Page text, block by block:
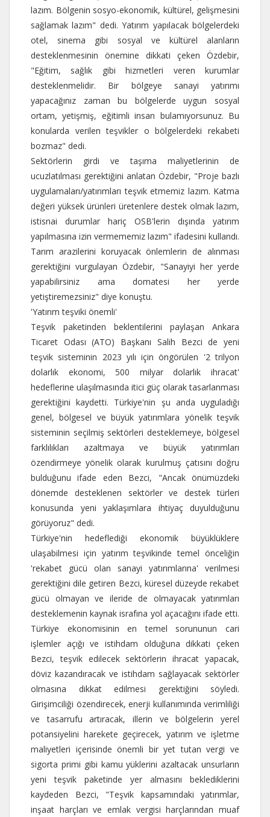
lazım. Bölgenin sosyo-ekonomik, kültürel, gelişmesini
sağlamak lazım" dedi. Yatırım yapılacak bölgelerdeki
otel, sinema gibi sosyal ve kültürel alanların
desteklenmesinin önemine dikkati çeken Özdebir,
"Eğitim, sağlık gibi hizmetleri veren kurumlar
desteklenmelidir. Bir bölgeye sanayi yatırımı
yapacağınız zaman bu bölgelerde uygun sosyal
ortam, yetişmiş, eğitimli insan bulamıyorsunuz. Bu
konularda verilen teşvikler o bölgelerdeki rekabeti
bozmaz" dedi.
Sektörlerin girdi ve taşıma maliyetlerinin de
ucuzlatılması gerektiğini anlatan Özdebir, "Proje bazlı
uygulamaları/yatırımları teşvik etmemiz lazım. Katma
değeri yüksek ürünleri üretenlere destek olmak lazım,
istisnai durumlar hariç OSB'lerin dışında yatırım
yapılmasına izin vermememiz lazım" ifadesini kullandı.
Tarım arazilerini koruyacak önlemlerin de alınması
gerektiğini vurgulayan Özdebir, "Sanayiyi her yerde
yapabilirsiniz ama domatesi her yerde
yetiştiremezsiniz" diye konuştu.
'Yatırım teşviki önemli'
Teşvik paketinden beklentilerini paylaşan Ankara
Ticaret Odası (ATO) Başkanı Salih Bezci de yeni
teşvik sisteminin 2023 yılı için öngörülen '2 trilyon
dolarlık ekonomi, 500 milyar dolarlık ihracat'
hedeflerine ulaşılmasında itici güç olarak tasarlanması
gerektiğini kaydetti. Türkiye'nin şu anda uyguladığı
genel, bölgesel ve büyük yatırımlara yönelik teşvik
sisteminin seçilmiş sektörleri desteklemeye, bölgesel
farklılıkları azaltmaya ve büyük yatırımları
özendirmeye yönelik olarak kurulmuş çatısını doğru
bulduğunu ifade eden Bezci, "Ancak önümüzdeki
dönemde desteklenen sektörler ve destek türleri
konusunda yeni yaklaşımlara ihtiyaç duyulduğunu
görüyoruz" dedi.
Türkiye'nin hedeflediği ekonomik büyüklüklere
ulaşabilmesi için yatırım teşvikinde temel önceliğin
'rekabet gücü olan sanayi yatırımlarına' verilmesi
gerektiğini dile getiren Bezci, küresel düzeyde rekabet
gücü olmayan ve ileride de olmayacak yatırımları
desteklemenin kaynak israfına yol açacağını ifade etti.
Türkiye ekonomisinin en temel sorununun cari
işlemler açığı ve istihdam olduğuna dikkati çeken
Bezci, teşvik edilecek sektörlerin ihracat yapacak,
döviz kazandıracak ve istihdam sağlayacak sektörler
olmasına dikkat edilmesi gerektiğini söyledi.
Girişimciliği özendirecek, enerji kullanımında verimliliği
ve tasarrufu artıracak, illerin ve bölgelerin yerel
potansiyelini harekete geçirecek, yatırım ve işletme
maliyetleri içerisinde önemli bir yet tutan vergi ve
sigorta primi gibi kamu yüklerini azaltacak unsurların
yeni teşvik paketinde yer almasını beklediklerini
kaydeden Bezci, "Teşvik kapsamındaki yatırımlar,
inşaat harçları ve emlak vergisi harçlarından muaf